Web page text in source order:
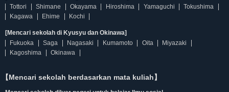
Tottori
Shimane Okayama Hiroshima Yamaguchi
Tokushima
Kagawa
Ehime Kochi
[Mencari sekolah di Kyusyu dan Okinawa]
Fukuoka
Saga Nagasaki Kumamoto Oita
Miyazaki
Kagoshima
Okinawa
【Mencari sekolah berdasarkan mata kuliah】